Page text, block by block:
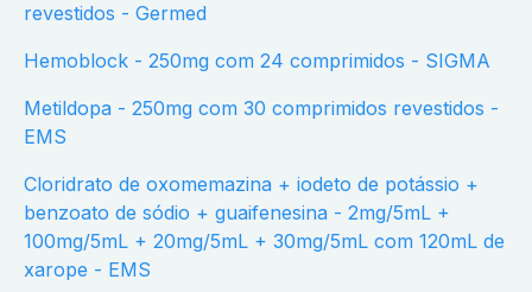
revestidos - Germed
Hemoblock - 250mg com 24 comprimidos - SIGMA
Metildopa - 250mg com 30 comprimidos revestidos -
EMS
Cloridrato de oxomemazina + iodeto de potássio +
benzoato de sódio + guaifenesina - 2mg/5mL +
100mg/5mL + 20mg/5mL + 30mg/5mL com 120mL de
xarope - EMS